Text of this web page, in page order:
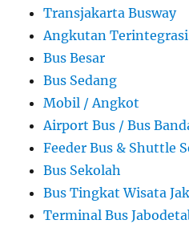
Transjakarta Busway
Angkutan Terintegrasi
Bus Besar
Bus Sedang
Mobil / Angkot
Airport Bus / Bus
Feeder Bus & Shuttle
Bus Sekolah
Bus Tingkat Wisata
Terminal Bus